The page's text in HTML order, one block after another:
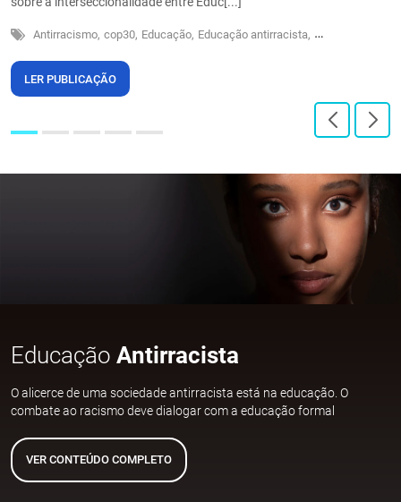
Antirracismo, cop30, Educação, Educação antirracista, Sustentabilidade
LER PUBLICAÇÃO
Educação Antirracista
O alicerce de uma sociedade antirracista está na educação. O
combate ao racismo deve dialogar com a educação formal
VER CONTEÚDO COMPLETO